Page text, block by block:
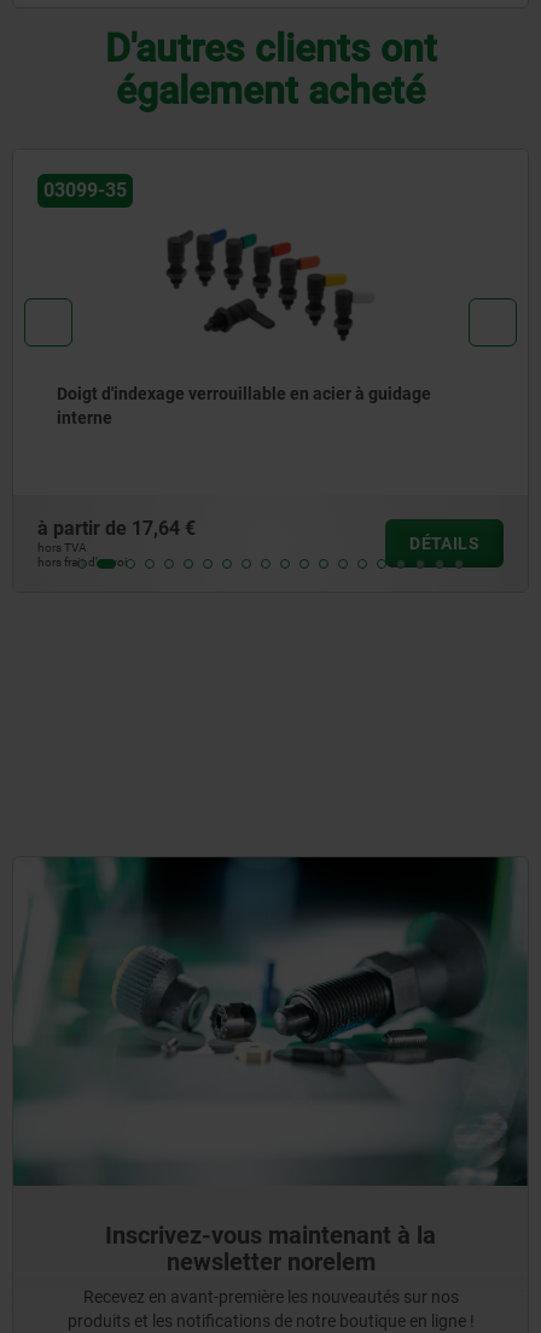
D'autres clients ont
également acheté
03102-06
Gâches, en acier ou laiton pour manettes avec ressort
de rappel
à partir de2,09 €
hors TVA
hors frais d’envoi
DÉTAILS
Inscrivez-vous maintenant à la
newsletter norelem
Recevez en avant-première les nouveautés sur nos
produits et les notifications de notre boutique en ligne !